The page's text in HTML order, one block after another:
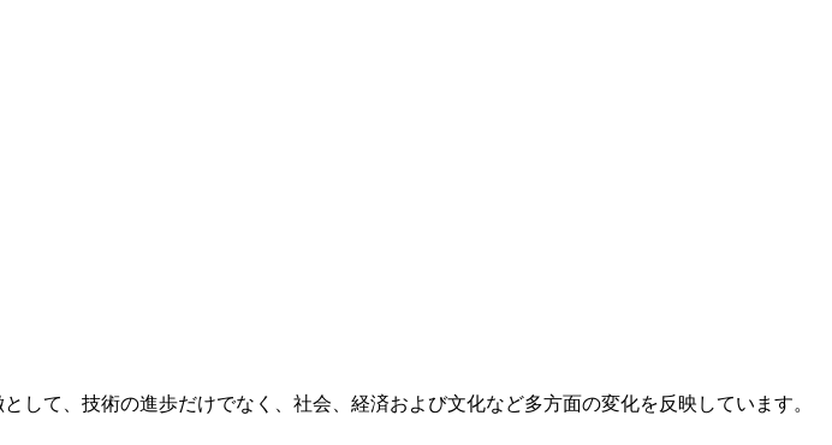
して、技術の進歩だけでなく、社会、経済および文化など多方面の変化を反映しています。